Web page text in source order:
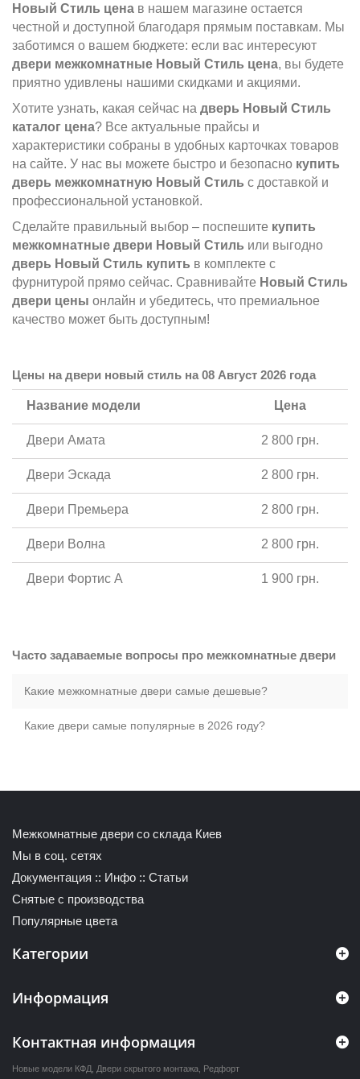
Новый Стиль цена в нашем магазине остается
честной и доступной благодаря прямым поставкам. Мы
заботимся о вашем бюджете: если вас интересуют
двери межкомнатные Новый Стиль цена, вы будете
приятно удивлены нашими скидками и акциями.
Хотите узнать, какая сейчас на дверь Новый Стиль
каталог цена? Все актуальные прайсы и
характеристики собраны в удобных карточках товаров
на сайте. У нас вы можете быстро и безопасно купить
дверь межкомнатную Новый Стиль с доставкой и
профессиональной установкой.
Сделайте правильный выбор – поспешите купить
межкомнатные двери Новый Стиль или выгодно
дверь Новый Стиль купить в комплекте с
фурнитурой прямо сейчас. Сравнивайте Новый Стиль
двери цены онлайн и убедитесь, что премиальное
качество может быть доступным!
Цены на двери новый стиль на 08 Август 2026 года
Название модели Цена
Двери Амата 2 800 грн.
Двери Эскада 2 800 грн.
Двери Премьера 2 800 грн.
Двери Волна 2 800 грн.
Двери Фортис A 1 900 грн.
Часто задаваемые вопросы про межкомнатные двери
Какие межкомнатные двери самые дешевые?
Какие двери самые популярные в 2026 году?
Межкомнатные двери со склада Киев
Мы в соц. сетях
Документация :: Инфо :: Статьи
Снятые с производства
Популярные цвета
Категории
Информация
Контактная информация
Новые модели КФД Двери скрытого монтажа Редфорт